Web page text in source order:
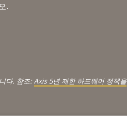
.
다. 참조:Axis 5년 제한 하드웨어 정책을